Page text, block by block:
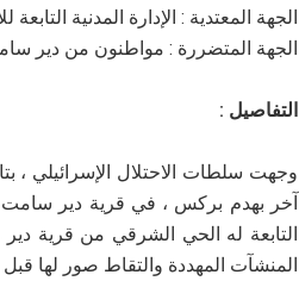
الجهة المعتدية : الإدارة المدنية التابعة
الجهة المتضررة : مواطنون من دير
التفاصيل :
آخر بهدم بركس ، في قرية دير
التابعة له الحي الشرقي من قرية
المنشآت المهددة والتقاط صور لها قبل